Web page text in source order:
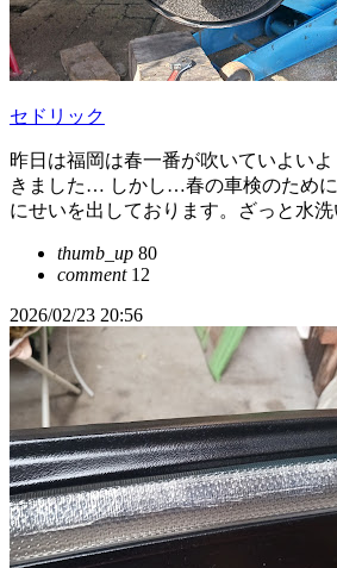
セドリック
昨日は福岡は春一番が吹いていよい
きました… しかし…春の車検のため
にせいを出しております。ざっと水
thumb_up 80
comment12
2026/02/23 20:56